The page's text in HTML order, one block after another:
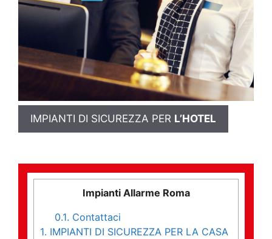
IMPIANTI DI SICUREZZA PER L’HOTEL
Impianti Allarme Roma
0.1. Contattaci
1. IMPIANTI DI SICUREZZA PER LA CASA